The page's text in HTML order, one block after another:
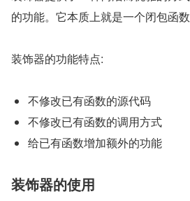
的功能。它本质上就是一个闭包函数
装饰器的功能特点:
不修改已有函数的源代码
不修改已有函数的调用方式
给已有函数增加额外的功能
装饰器的使用